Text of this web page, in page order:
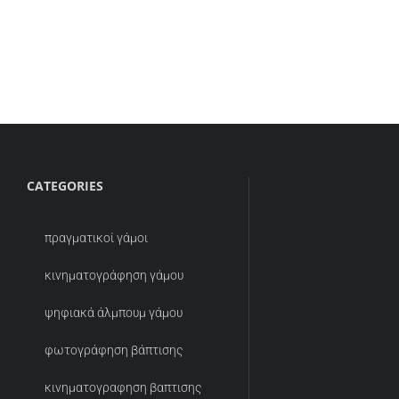
CATEGORIES
πραγματικοί γάμοι
κινηματογράφηση γάμου
ψηφιακά άλμπουμ γάμου
φωτογράφηση βάπτισης
κινηματογραφηση βαπτισης